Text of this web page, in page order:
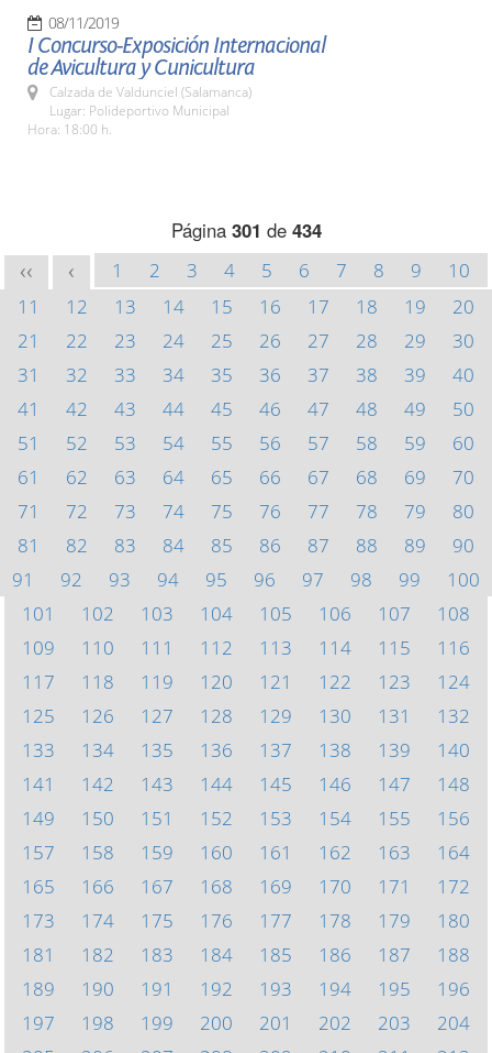
08/11/2019
I Concurso-Exposición Internacional
de Avicultura y Cunicultura
Calzada de Valdunciel (Salamanca)
Lugar: Polideportivo Municipal
Hora: 18:00 h.
Página 301 de 434
<< < 1 2 3 4 5 6 7 8 9
10
11
12 13 14 15 16 17 18 19
20
21
22 23 24 25 26 27 28 29
30
31
32 33 34 35 36 37 38 39
40
41
42 43 44 45 46 47 48 49
50
51
52 53 54 55 56 57 58 59
60
61
62 63 64 65 66 67 68 69
70
71
72 73 74 75 76 77 78 79
80
81
82 83 84 85 86 87 88 89
90
91
92 93 94 95 96 97 98 99
100
101
102 103 104 105 106 107
108
109
110 111 112 113 114 115
116
117
118 119 120 121 122 123
124
125
126 127 128 129 130 131
132
133
134 135 136 137 138 139
140
141
142 143 144 145 146 147
148
149
150 151 152 153 154 155
156
157
158 159 160 161 162 163
164
165
166 167 168 169 170 171
172
173
174 175 176 177 178 179
180
181
182 183 184 185 186 187
188
189
190 191 192 193 194 195
196
197
198 199 200 201 202 203
204